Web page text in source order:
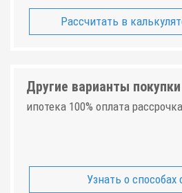
Рассчитать в
Другие варианты покупки
ипотека 100% оплата рассрочка
Узнать о способах